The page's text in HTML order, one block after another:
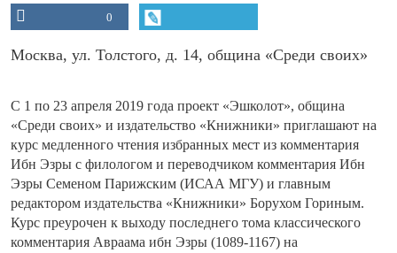
0
Москва, ул. Толстого, д. 14, община «Среди своих»
С 1 по 23 апреля 2019 года проект «Эшколот», община
«Среди своих» и издательство «Книжники» приглашают на
курс медленного чтения избранных мест из комментария
Ибн Эзры с филологом и переводчиком комментария Ибн
Эзры Семеном Парижским (ИСАА МГУ) и главным
редактором издательства «Книжники» Борухом Гориным.
Курс преурочен к выходу последнего тома классического
комментария Авраама ибн Эзры (1089-1167) на